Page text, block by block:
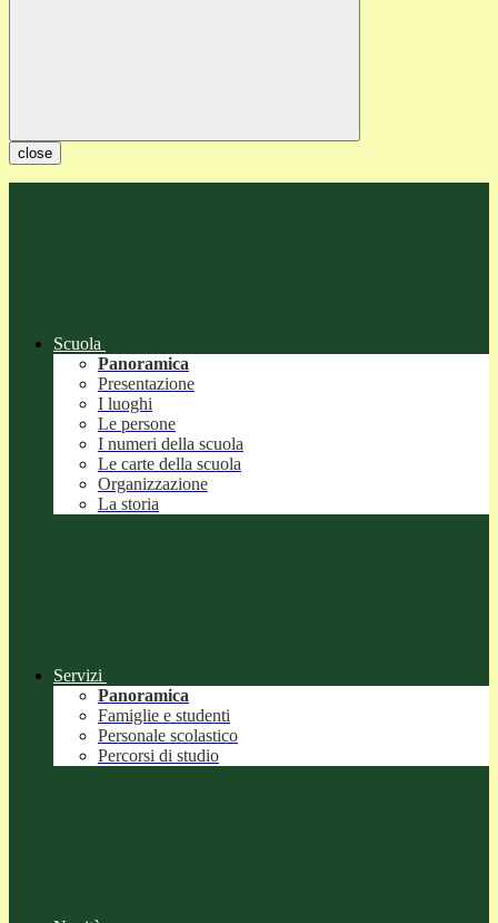
close
Scuola
Panoramica
Presentazione
I luoghi
Le persone
I numeri della scuola
Le carte della scuola
Organizzazione
La storia
Servizi
Panoramica
Famiglie e studenti
Personale scolastico
Percorsi di studio